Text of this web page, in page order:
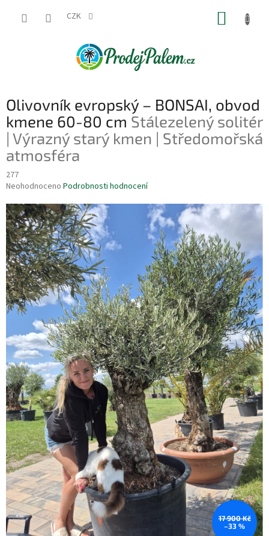
CZK
Olivovník evropský – BONSAI, obvod
kmene 60-80 cm Stálezelený solitér
| Výrazný starý kmen | Středomořská
atmosféra
277
Průměrné
produktu
je
0,0
z
5
hvězdiček.
Neohodnoceno Podrobnosti hodnocení
17 900 Kč
–33 %